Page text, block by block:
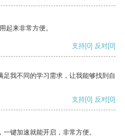
起来非常方便。
支持[0] 反对[0]
我不同的学习需求，让我能够找到自
支持[0] 反对[0]
键加速就能开启，非常方便。